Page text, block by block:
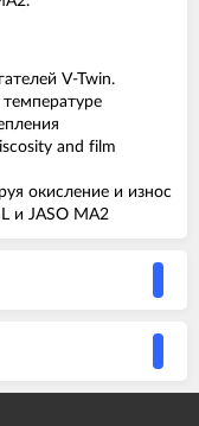
V-Twin.
and film
окисление и износ
и JASO MA2